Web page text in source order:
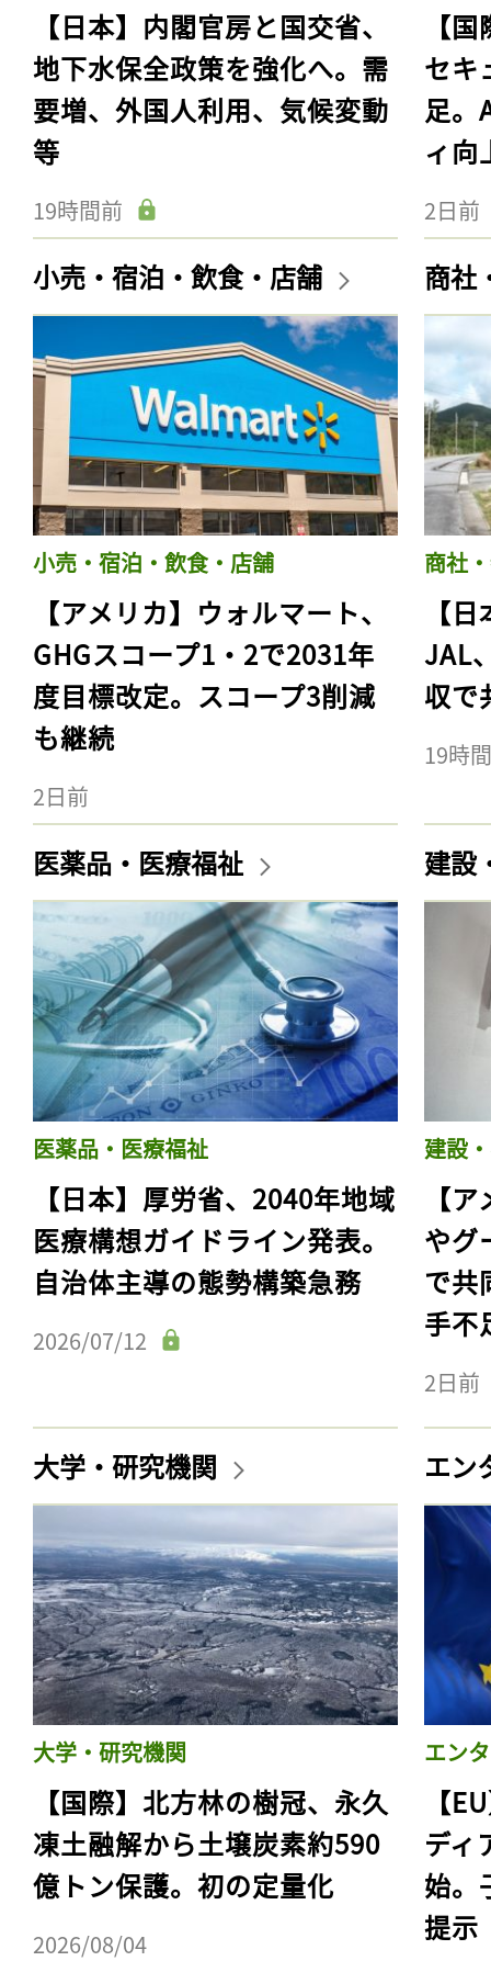
【日本】内閣官房と国交省、
地下水保全政策を強化へ。需
要増、外国人利用、気候変動
等
19時間前
【
セキ
足。
ィ向
2日前
小売・宿泊・飲食・店舗
小売・宿泊・飲食・店舗
【アメリカ】ウォルマート、
GHGスコープ1・2で2031年
度目標改定。スコープ3削減
も継続
2日前
商社
商社
【
JAL
収で
19時
医薬品・医療福祉
医薬品・医療福祉
【日本】厚労省、2040年地域
医療構想ガイドライン発表。
自治体主導の態勢構築急務
2026/07/12
建設
建設
【
やグ
で共
手不
2日前
大学・研究機関
大学・研究機関
【国際】北方林の樹冠、永久
凍土融解から土壌炭素約590
億トン保護。初の定量化
2026/08/04
エン
エン
【
ディ
始。
提示